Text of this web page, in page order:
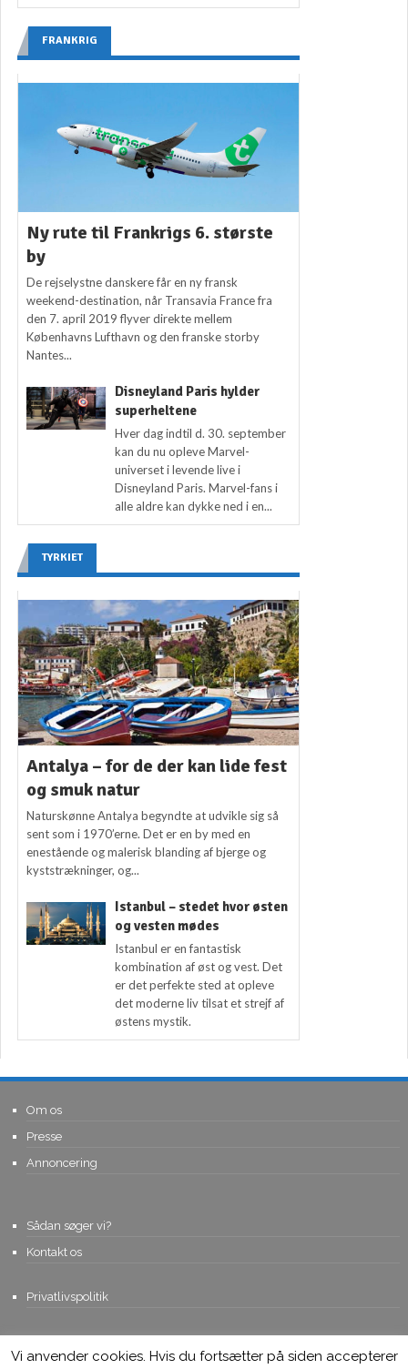
FRANKRIG
Ny rute til Frankrigs 6. største
by
De rejselystne danskere får en ny fransk
weekend-destination, når Transavia France fra
den 7. april 2019 flyver direkte mellem
Københavns Lufthavn og den franske storby
Nantes...
Disneyland Paris hylder
superheltene
Hver dag indtil d. 30. september
kan du nu opleve Marvel-
universet i levende live i
Disneyland Paris. Marvel-fans i
alle aldre kan dykke ned i en...
TYRKIET
Antalya – for de der kan lide fest
og smuk natur
Naturskønne Antalya begyndte at udvikle sig så
sent som i 1970’erne. Det er en by med en
enestående og malerisk blanding af bjerge og
kyststrækninger, og...
Istanbul – stedet hvor østen
og vesten mødes
Istanbul er en fantastisk
kombination af øst og vest. Det
er det perfekte sted at opleve
det moderne liv tilsat et strejf af
østens mystik.
Om os
Presse
Annoncering
Sådan søger vi?
Kontakt os
Privatlivspolitik
© Copyright 2015, Viviro.com ApS- Alle rettigheder forbeholdes. Vi
Vi anvender cookies. Hvis du fortsætter på siden accepterer